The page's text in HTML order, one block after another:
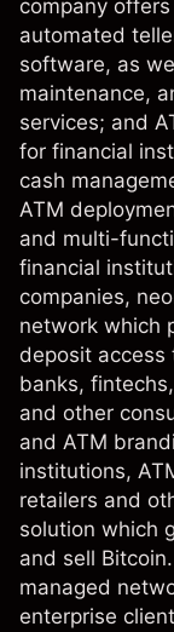
company
automated
software, as
maintenance,
services; and
for financial
cash
ATM
and multi-
financial
companies,
network which
deposit access
banks,
and other
and ATM
institutions,
retailers and
solution which
and sell
managed
enterprise